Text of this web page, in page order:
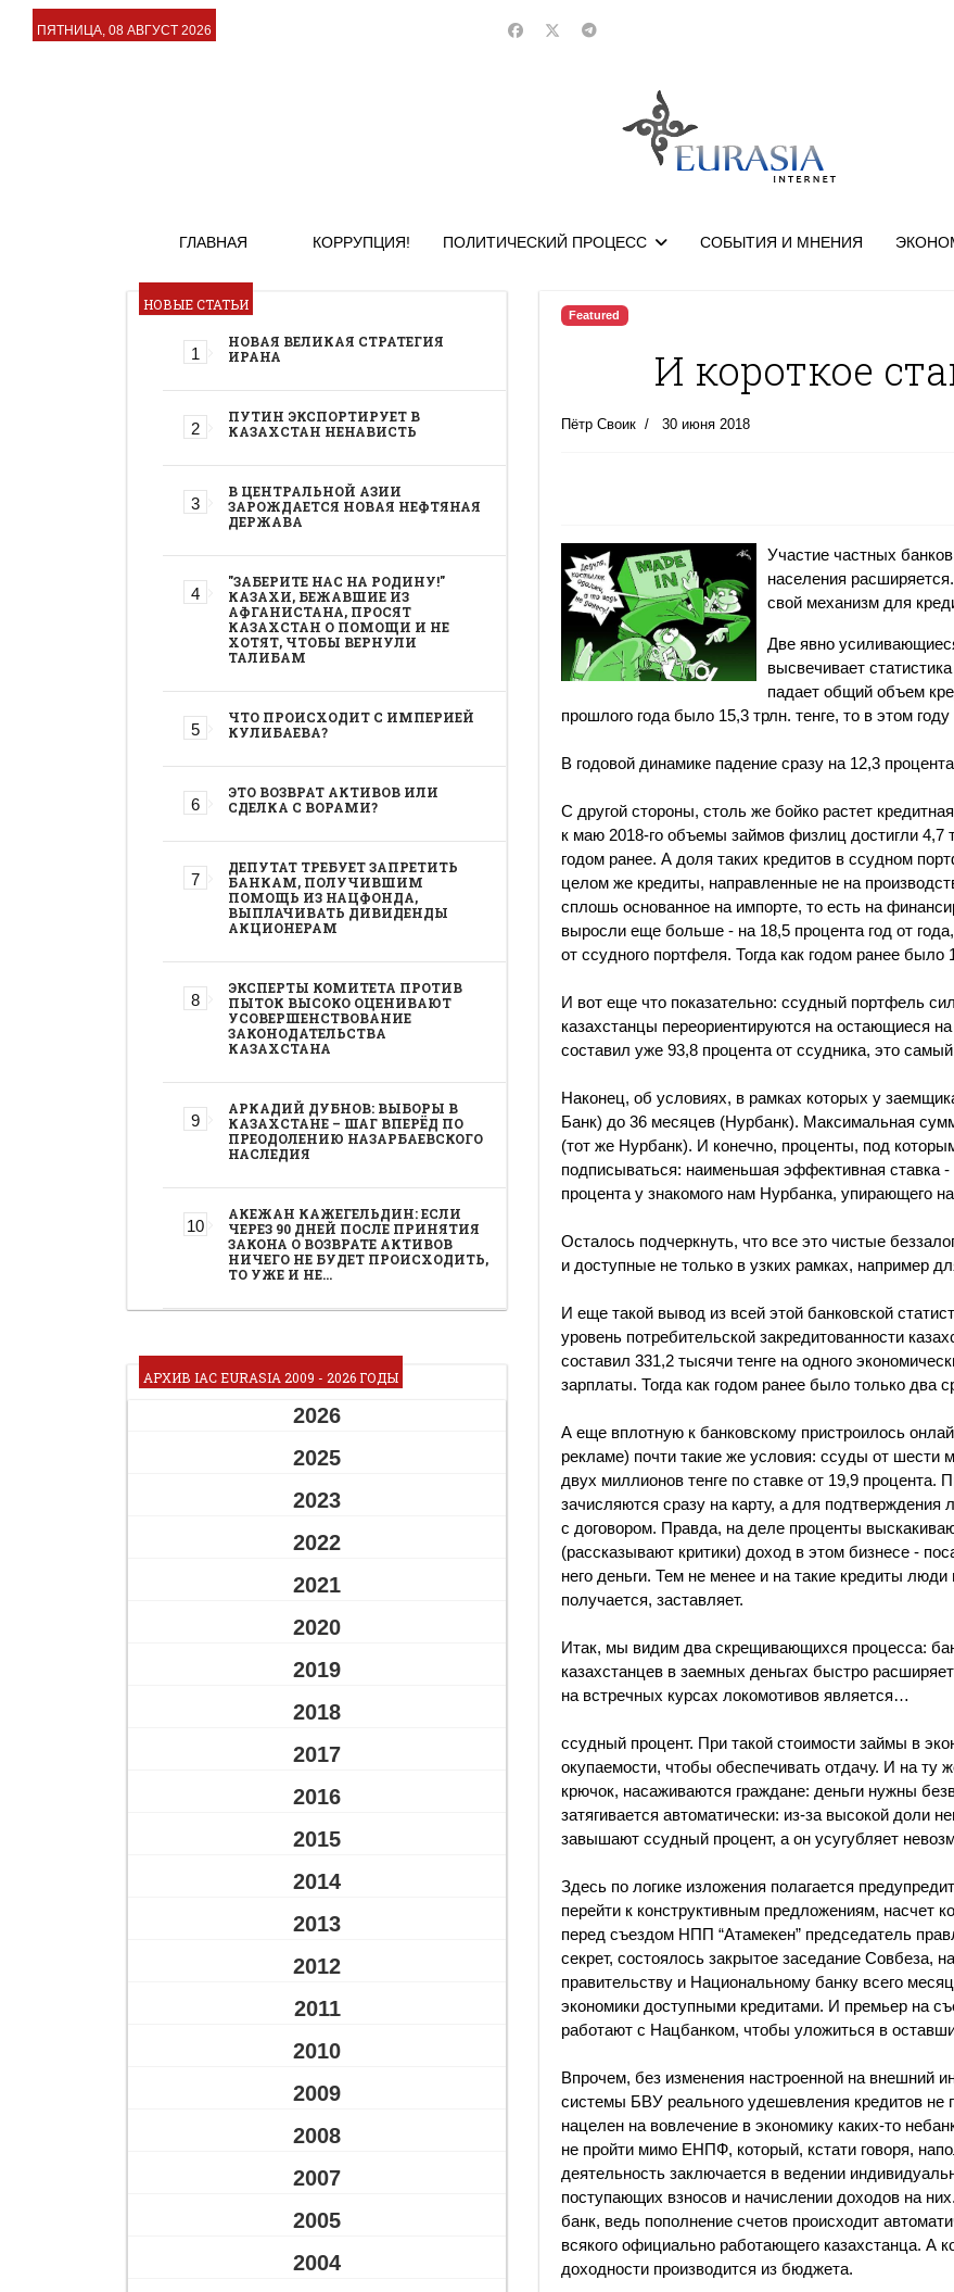
ПЯТНИЦА, 08 АВГУСТ 2026
ГЛАВНАЯ КОРРУПЦИЯ! ПОЛИТИЧЕСКИЙ ПРОЦЕСС СОБЫТИЯ И МНЕНИЯ
НОВЫЕ СТАТЬИ
НОВАЯ ВЕЛИКАЯ СТРАТЕГИЯ
ИРАНА
ПУТИН ЭКСПОРТИРУЕТ В
КАЗАХСТАН НЕНАВИСТЬ
В ЦЕНТРАЛЬНОЙ АЗИИ
ЗАРОЖДАЕТСЯ НОВАЯ НЕФТЯНАЯ
ДЕРЖАВА
"ЗАБЕРИТЕ НАС НА РОДИНУ!"
КАЗАХИ, БЕЖАВШИЕ ИЗ
АФГАНИСТАНА, ПРОСЯТ
КАЗАХСТАН О ПОМОЩИ И НЕ
ХОТЯТ, ЧТОБЫ ВЕРНУЛИ
ТАЛИБАМ
ЧТО ПРОИСХОДИТ С ИМПЕРИЕЙ
КУЛИБАЕВА?
ЭТО ВОЗВРАТ АКТИВОВ ИЛИ
СДЕЛКА С ВОРАМИ?
ДЕПУТАТ ТРЕБУЕТ ЗАПРЕТИТЬ
БАНКАМ, ПОЛУЧИВШИМ
ПОМОЩЬ ИЗ НАЦФОНДА,
ВЫПЛАЧИВАТЬ ДИВИДЕНДЫ
АКЦИОНЕРАМ
ЭКСПЕРТЫ КОМИТЕТА ПРОТИВ
ПЫТОК ВЫСОКО ОЦЕНИВАЮТ
УСОВЕРШЕНСТВОВАНИЕ
ЗАКОНОДАТЕЛЬСТВА
КАЗАХСТАНА
АРКАДИЙ ДУБНОВ: ВЫБОРЫ В
КАЗАХСТАНЕ – ШАГ ВПЕРЁД ПО
ПРЕОДОЛЕНИЮ НАЗАРБАЕВСКОГО
НАСЛЕДИЯ
АКЕЖАН КАЖЕГЕЛЬДИН: ЕСЛИ
ЧЕРЕЗ 90 ДНЕЙ ПОСЛЕ ПРИНЯТИЯ
ЗАКОНА О ВОЗВРАТЕ АКТИВОВ
НИЧЕГО НЕ БУДЕТ ПРОИСХОДИТЬ,
ТО УЖЕ И НЕ…
АРХИВ IAC EURASIA 2009 - 2026 ГОДЫ
2026
2025
2023
2022
2021
2020
2019
2018
2017
2016
2015
2014
2013
2012
2011
2010
2009
2008
2007
2005
2004
Featured
И короткое
Пётр Своик 30 июня 2018
Участие частных
населения
свой механизм для
Две явно
высвечивает
падает общий объем
прошлого года было 15,3 трлн. тенге, то в этом
В годовой динамике падение сразу на 12,3
С другой стороны, столь же бойко растет
к маю 2018-го объемы займов физлиц достигли 4,7
годом ранее. А доля таких кредитов в ссудном
целом же кредиты, направленные не на
сплошь основанное на импорте, то есть на
выросли еще больше - на 18,5 процента год от
от ссудного портфеля. Тогда как годом ранее было
И вот еще что показательно: ссудный портфель
казахстанцы переориентируются на остающиеся
составил уже 93,8 процента от ссудника, это
Наконец, об условиях, в рамках которых у
Банк) до 36 месяцев (Нурбанк). Максимальная
(тот же Нурбанк). И конечно, проценты, под
подписываться: наименьшая эффективная ставка
процента у знакомого нам Нурбанка, упирающего
Осталось подчеркнуть, что все это чистые
и доступные не только в узких рамках, например
И еще такой вывод из всей этой банковской
уровень потребительской закредитованности
составил 331,2 тысячи тенге на одного
зарплаты. Тогда как годом ранее было только два
А еще вплотную к банковскому пристроилось
рекламе) почти такие же условия: ссуды от шести
двух миллионов тенге по ставке от 19,9 процента.
зачисляются сразу на карту, а для
с договором. Правда, на деле проценты
(рассказывают критики) доход в этом бизнесе -
него деньги. Тем не менее и на такие кредиты
получается, заставляет.
Итак, мы видим два скрещивающихся процесса:
казахстанцев в заемных деньгах быстро
на встречных курсах локомотивов является…
ссудный процент. При такой стоимости займы в
окупаемости, чтобы обеспечивать отдачу. И на
крючок, насаживаются граждане: деньги нужны
затягивается автоматически: из-за высокой доли
завышают ссудный процент, а он усугубляет
Здесь по логике изложения полагается
перейти к конструктивным предложениям, насчет
перед съездом НПП “Атамекен” председатель
секрет, состоялось закрытое заседание Совбеза,
правительству и Национальному банку всего
экономики доступными кредитами. И премьер на
работают с Нацбанком, чтобы уложиться в
Впрочем, без изменения настроенной на внешний
системы БВУ реального удешевления кредитов не
нацелен на вовлечение в экономику каких-то
не пройти мимо ЕНПФ, который, кстати говоря,
деятельность заключается в ведении
поступающих взносов и начислении доходов на
банк, ведь пополнение счетов происходит
всякого официально работающего казахстанца. А
доходности производится из бюджета.